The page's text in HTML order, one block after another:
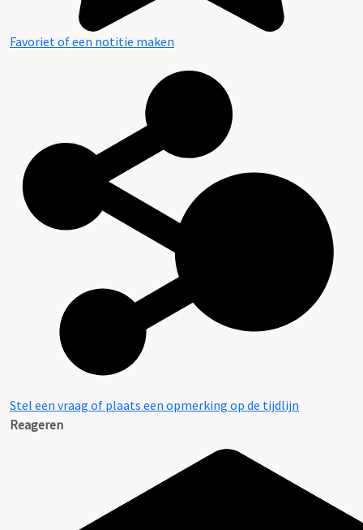
Archief van de Burgemeester (kabinetsarchief)
Favoriet of een notitie maken
Stel een vraag of plaats een opmerking op de tijdlijn
Reageren